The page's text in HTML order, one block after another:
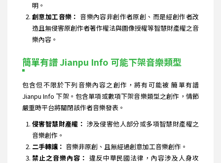
明。
創意加工音樂： 音樂內容非創作者原創、而是經創作者改
造且無侵害原創作者著作權法與圖像授權等智慧財產權之音
樂內容。
簡單有譜 Jianpu Info 可能下架音樂類型
包含但不限於下列音樂內容之創作，將有可能被 簡單有譜
Jianpu Info 下架。包含單項或數項下架音樂類型之創作，情節
嚴重時平台將關閉該作者音樂發表。
侵害智慧財產權： 涉及侵害他人部分或多項智慧財產權之
音樂創作。
二手轉讓： 音樂非原創、且無經過創意加工音樂創作。
禁止之音樂內容： 違反中華民國法律，內容涉及人身攻